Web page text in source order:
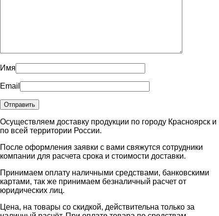
Имя
Email
Осуществляем доставку продукции по городу Красноярск и
по всей территории России.
После оформления заявки с вами свяжутся сотрудники
компании для расчета срока и стоимости доставки.
Принимаем оплату наличными средствами, банковскими
картами, так же принимаем безналичный расчет от
юридических лиц.
Цена, на товары со скидкой, действительна только за